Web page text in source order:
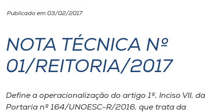
Unoesc
Internacionalização
I.nova
Diplomados
Publicado em 03/02/2017
NOTA TÉCNICA Nº
01/REITORIA/2017
Define a operacionalização do artigo 1º, Inciso VII, da
Portaria nº 164/UNOESC-R/2016, que trata da